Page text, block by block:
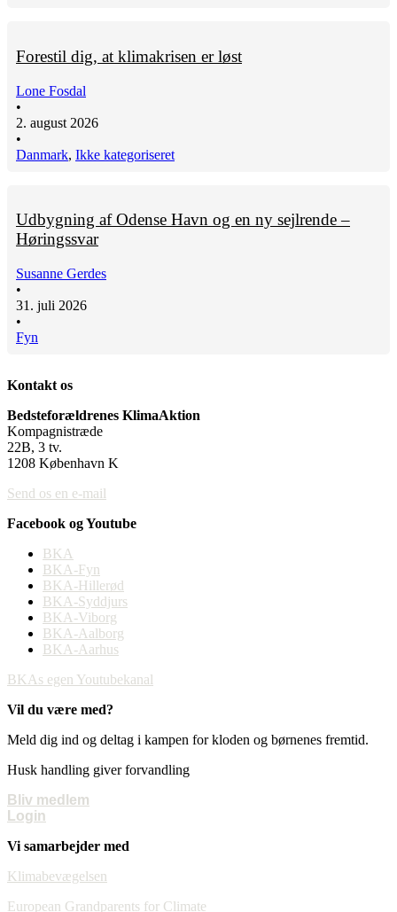
Forestil dig, at klimakrisen er løst
Lone Fosdal
•
2. august 2026
•
Danmark, Ikke kategoriseret
Udbygning af Odense Havn og en ny sejlrende –
Høringssvar
Susanne Gerdes
•
31. juli 2026
•
Fyn
Kontakt os
Bedsteforældrenes KlimaAktion
Kompagnistræde
22B, 3 tv.
1208 København K
Send os en e-mail
Facebook og Youtube
BKA
BKA-Fyn
BKA-Hillerød
BKA-Syddjurs
BKA-Viborg
BKA-Aalborg
BKA-Aarhus
BKAs egen Youtubekanal
Vil du være med?
Meld dig ind og deltag i kampen for kloden og børnenes fremtid.
Husk handling giver forvandling
Bliv medlem
Login
Vi samarbejder med
Klimabevægelsen
European Grandparents for Climate